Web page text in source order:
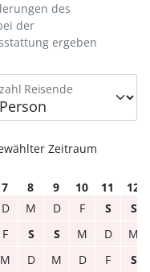
Reisende
des
der
ergeben
Zeitraum
7 8 9 10 11
12
D M D F S
S
F S S M D
M
M D M D F S